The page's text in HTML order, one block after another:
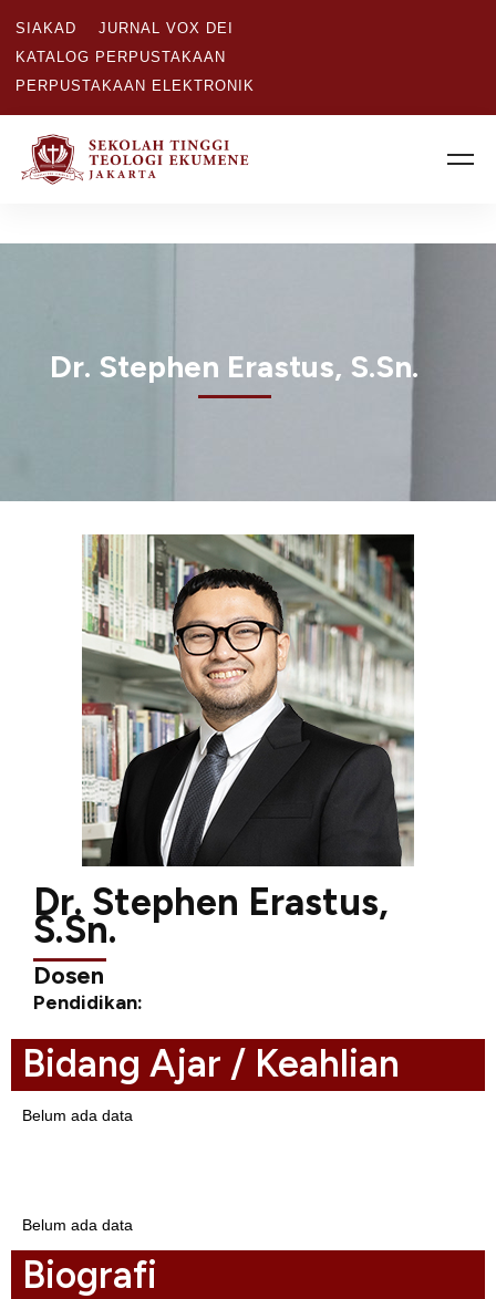
SIAKAD
JURNAL VOX DEI
KATALOG PERPUSTAKAAN
PERPUSTAKAAN ELEKTRONIK
Dr. Stephen Erastus, S.Sn.
Dr. Stephen Erastus,
S.Sn.
Dosen
Pendidikan:
Bidang Ajar / Keahlian
Belum ada data
Belum ada data
Biografi